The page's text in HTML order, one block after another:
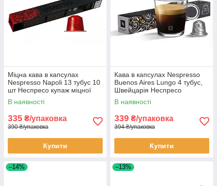
Міцна кава в капсулах
Nespresso Napoli 13 тубус 10
шт Неспресо купаж міцної
кави Наполі
В наявності
335 ₴/упаковка
390 ₴/упаковка
Купити
Кава в капсулах Nespresso
Buenos Aires Lungo 4 тубус,
Швейцарія Неспресо
В наявності
339 ₴/упаковка
394 ₴/упаковка
Купити
–14% –13%